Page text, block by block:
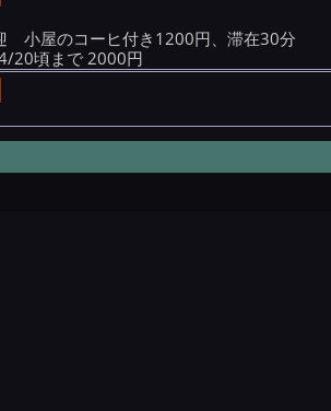
小屋のコーヒ付き1200円、滞在30分
20頃まで 2000円